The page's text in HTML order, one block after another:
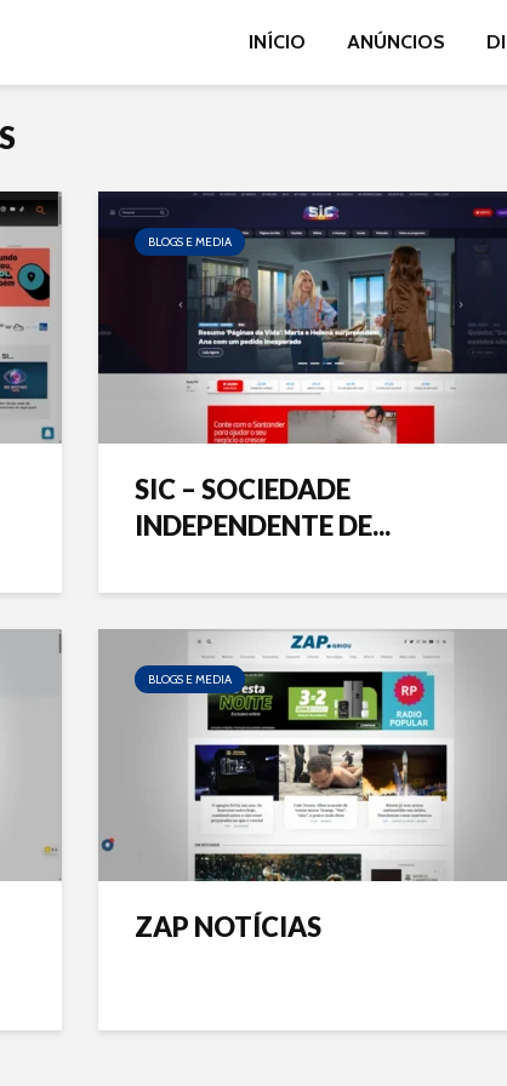
INÍCIO ANÚNCIOS
BLOGS E MEDIA
SIC – SOCIEDADE
INDEPENDENTE DE...
BLOGS E MEDIA
ZAP NOTÍCIAS